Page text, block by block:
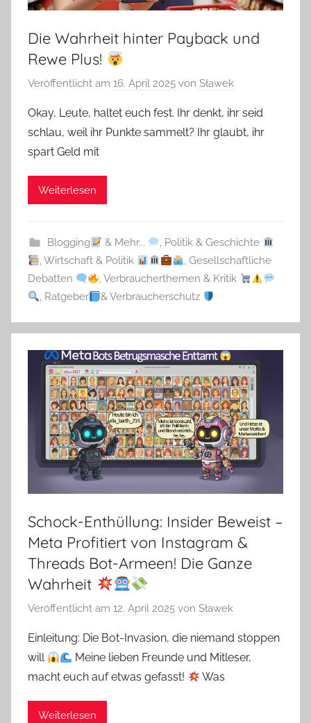
Die Wahrheit hinter Payback und
Rewe Plus!
Veröffentlicht am 16. April 2025 von Sławek
Okay, Leute, haltet euch fest. Ihr denkt, ihr seid
schlau, weil ihr Punkte sammelt? Ihr glaubt, ihr
spart Geld mit
Weiterlesen
Blogging & Mehr... , Politik & Geschichte
,Wirtschaft & Politik ,Gesellschaftliche
Debatten
,Verbraucherthemen & Kritik
, Ratgeber & Verbraucherschutz
Schock-Enthüllung: Insider Beweist –
Meta Profitiert von Instagram &
Threads Bot-Armeen! Die Ganze
Wahrheit
Veröffentlicht am 12. April 2025 von Sławek
Einleitung: Die Bot-Invasion, die niemand stoppen
will
Meine lieben Freunde und Mitleser,
macht euch auf etwas gefasst!
Was
Weiterlesen